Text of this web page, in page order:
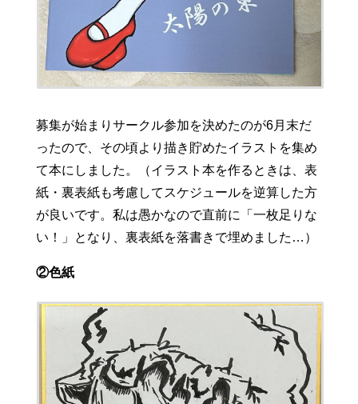
募集が始まりサークル参加を決めたのが6月末だ
ったので、その頃より描き貯めたイラストを集め
て本にしました。（イラスト本を作るときは、表
紙・裏表紙も考慮してスケジュールを逆算した方
が良いです。私は愚かなので直前に「一枚足りな
い！」となり、裏表紙を落書きで埋めました…）
②色紙